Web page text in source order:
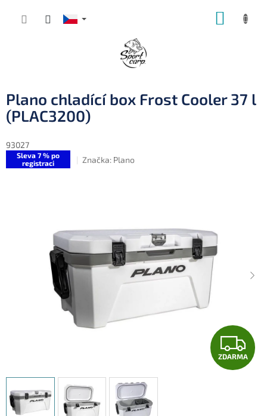
Plano chladící box Frost Cooler 37 l
(PLAC3200)
93027
Sleva 7 % po
registraci
Značka: Plano
Z
D
ZDARMA